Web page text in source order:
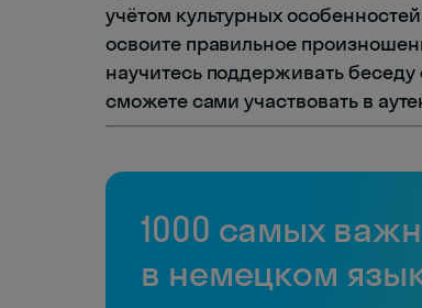
учётом культурных
освоите правильное
научитесь поддерживать
сможете сами участвовать в
1000 самых
в немецком